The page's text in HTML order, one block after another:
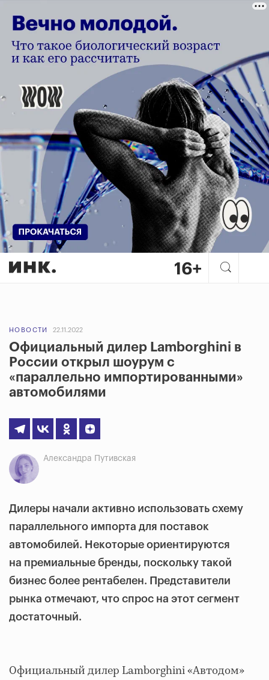
НОВОСТИ 22.11.2022
Официальный дилер Lamborghini в
России открыл шоурум с
«параллельно импортированными»
автомобилями
Александра Путивская
Дилеры начали активно использовать схему
параллельного импорта для поставок
автомобилей. Некоторые ориентируются
на премиальные бренды, поскольку такой
бизнес более рентабелен. Представители
рынка отмечают, что спрос на этот сегмент
достаточный.
Официальный дилер Lamborghini «Автодом»